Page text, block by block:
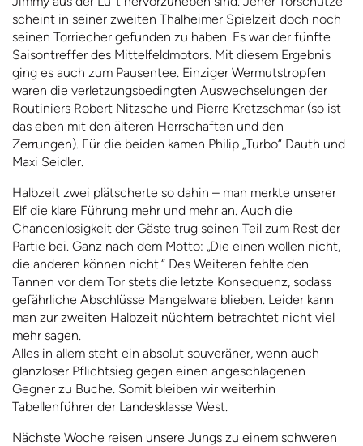
scheint in seiner zweiten Thalheimer Spielzeit doch noch
seinen Torriecher gefunden zu haben. Es war der fünfte
Saisontreffer des Mittelfeldmotors. Mit diesem Ergebnis
ging es auch zum Pausentee. Einziger Wermutstropfen
waren die verletzungsbedingten Auswechselungen der
Routiniers Robert Nitzsche und Pierre Kretzschmar (so ist
das eben mit den älteren Herrschaften und den
Zerrungen). Für die beiden kamen Philip „Turbo“ Dauth und
Maxi Seidler.
Halbzeit zwei plätscherte so dahin – man merkte unserer
Elf die klare Führung mehr und mehr an. Auch die
Chancenlosigkeit der Gäste trug seinen Teil zum Rest der
Partie bei. Ganz nach dem Motto: „Die einen wollen nicht,
die anderen können nicht.“ Des Weiteren fehlte den
Tannen vor dem Tor stets die letzte Konsequenz, sodass
gefährliche Abschlüsse Mangelware blieben. Leider kann
man zur zweiten Halbzeit nüchtern betrachtet nicht viel
mehr sagen.
Alles in allem steht ein absolut souveräner, wenn auch
glanzloser Pflichtsieg gegen einen angeschlagenen
Gegner zu Buche. Somit bleiben wir weiterhin
Tabellenführer der Landesklasse West.
Nächste Woche reisen unsere Jungs zu einem schweren